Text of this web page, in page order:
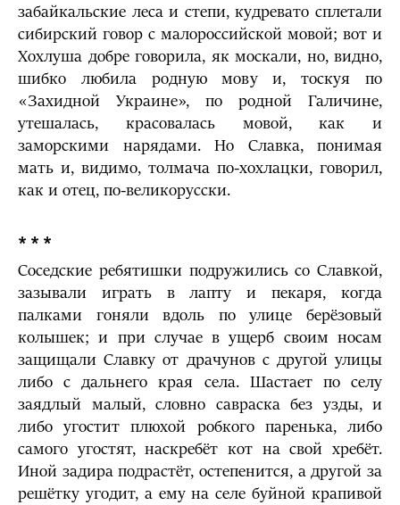
забайкальские леса и степи, кудревато сплетали
сибирский говор с малороссийской мовой; вот и
Хохлуша добре говорила, як москали, но, видно,
шибко любила родную мову и, тоскуя по
«Захидной Украине», по родной Галичине,
утешалась, красовалась мовой, как и
заморскими нарядами. Но Славка, понимая
мать и, видимо, толмача по-хохлацки, говорил,
как и отец, по-великорусски.
* * *
Соседские ребятишки подружились со Славкой,
зазывали играть в лапту и пекаря, когда
палками гоняли вдоль по улице берёзовый
колышек; и при случае в ущерб своим носам
защищали Славку от драчунов с другой улицы
либо с дальнего края села. Шастает по селу
заядлый малый, словно савраска без узды, и
либо угостит плюхой робкого паренька, либо
самого угостят, наскребёт кот на свой хребёт.
Иной задира подрастёт, остепенится, а другой за
решётку угодит, а ему на селе буйной крапивой